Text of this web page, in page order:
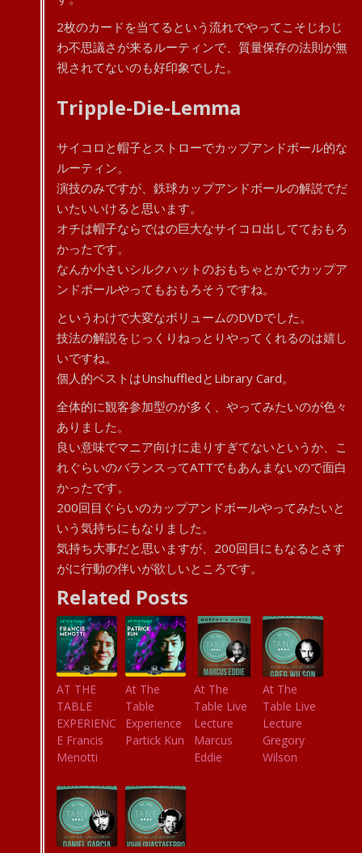
2枚のカードを当てるという流れでやってこそじわじ
わ不思議さが来るルーティンで、質量保存の法則が無
視されてないのも好印象でした。
Tripple-Die-Lemma
サイコロと帽子とストローでカップアンドボール的な
ルーティン。
演技のみですが、鉄球カップアンドボールの解説でだ
いたいいけると思います。
オチは帽子ならではの巨大なサイコロ出してておもろ
かったです。
なんか小さいシルクハットのおもちゃとかでカップア
ンドボールやってもおもろそうですね。
というわけで大変なボリュームのDVDでした。
技法の解説をじっくりねっとりやってくれるのは嬉し
いですね。
個人的ベストはUnshuffledとLibrary Card。
全体的に観客参加型のが多く、やってみたいのが色々
ありました。
良い意味でマニア向けに走りすぎてないというか、こ
れぐらいのバランスってATTでもあんまないので面白
かったです。
200回目ぐらいのカップアンドボールやってみたいと
いう気持ちにもなりました。
気持ち大事だと思いますが、200回目にもなるとさす
がに行動の伴いが欲しいところです。
Related Posts
AT THE
TABLE
EXPERIENC
E Francis
Menotti
At The
Table
Experience
Partick Kun
At The
Table Live
Lecture
Marcus
Eddie
At The
Table Live
Lecture
Gregory
Wilson